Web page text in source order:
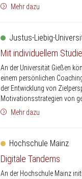
Mehr dazu
Justus-Liebig-
Mit individuellem
An der Universität Gießen
einem persönlichen
der Entwicklung von
Motivationsstrategien von
Mehr dazu
Hochschule Mainz
Digitale Tandems
An der Hochschule Mainz